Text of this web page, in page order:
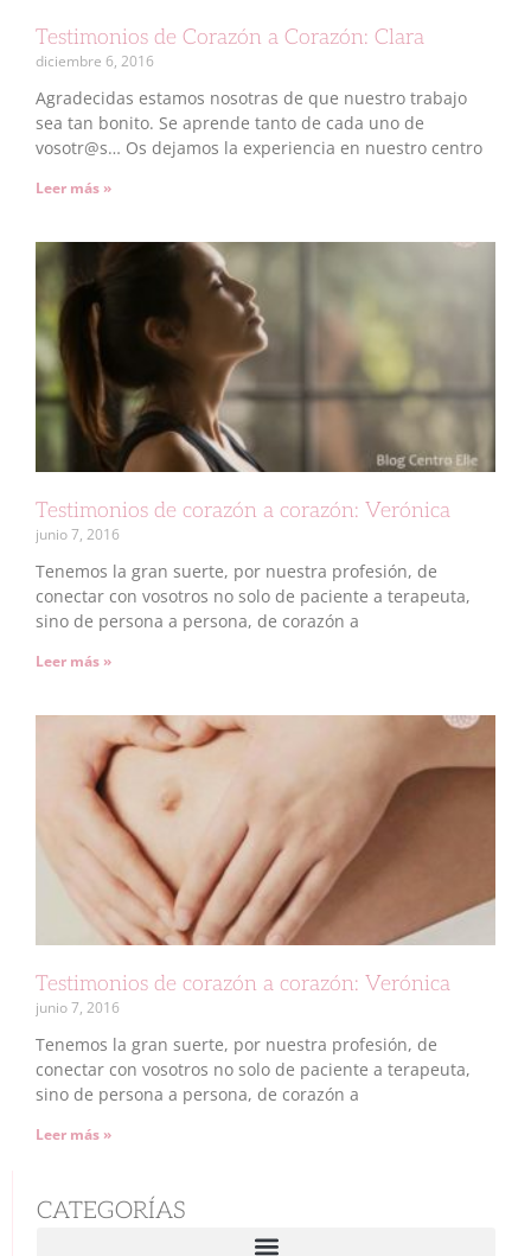
Testimonios de Corazón a Corazón: Clara
diciembre 6, 2016
Agradecidas estamos nosotras de que nuestro trabajo
sea tan bonito. Se aprende tanto de cada uno de
vosotr@s… Os dejamos la experiencia en nuestro centro
Leer más »
Testimonios de corazón a corazón: Verónica
junio 7, 2016
Tenemos la gran suerte, por nuestra profesión, de
conectar con vosotros no solo de paciente a terapeuta,
sino de persona a persona, de corazón a
Leer más »
Testimonios de corazón a corazón: Verónica
junio 7, 2016
Tenemos la gran suerte, por nuestra profesión, de
conectar con vosotros no solo de paciente a terapeuta,
sino de persona a persona, de corazón a
Leer más »
CATEGORÍAS